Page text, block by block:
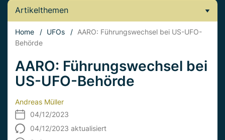
Artikelthemen
Home / UFOs / AARO: Führungswechsel bei US-UFO-
Behörde
AARO: Führungswechsel bei
US-UFO-Behörde
Andreas Müller
04/12/2023
04/12/2023 aktualisiert